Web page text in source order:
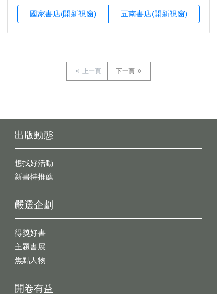
國家書店(開新視窗) 五南書店(開新視窗)
上一頁 下一頁
出版動態
想找好活動
新書特推薦
開卷有益
嚴選企劃
得獎好書
主題書展
焦點人物